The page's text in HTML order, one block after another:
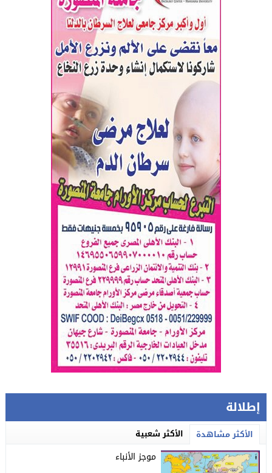
إطلالة
الأكثر مشاهدة الأكثر شعبية
موجز الأنباء